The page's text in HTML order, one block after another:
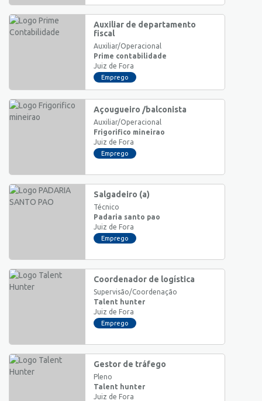
Auxiliar de departamento
fiscal
Auxiliar/Operacional
Prime contabilidade
Juiz de Fora
Emprego
Açougueiro /balconista
Auxiliar/Operacional
Frigorifico mineirao
Juiz de Fora
Emprego
Salgadeiro (a)
Técnico
Padaria santo pao
Juiz de Fora
Emprego
Coordenador de logística
Supervisão/Coordenação
Talent hunter
Juiz de Fora
Emprego
Gestor de tráfego
Pleno
Talent hunter
Juiz de Fora